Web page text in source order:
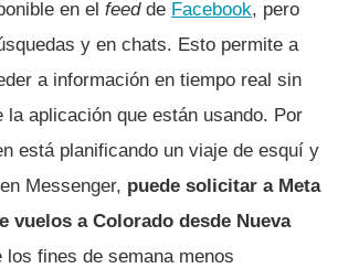
en el feedde Facebook, pero
y en chats. Esto permite a
a información en tiempo real sin
la aplicación que están usando. Por
está planificando un viaje de esquí y
Messenger, puede solicitar a Meta
vuelos a Colorado desde Nueva
los fines de semana menos